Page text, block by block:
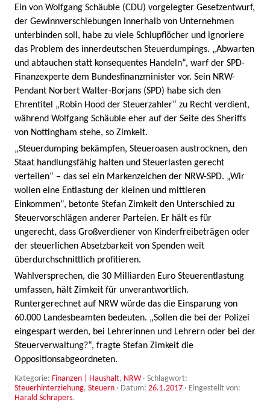
Ein von Wolfgang Schäuble (CDU) vorgelegter Gesetzentwurf,
der Gewinnverschiebungen innerhalb von Unternehmen
unterbinden soll, habe zu viele Schlupflöcher und ignoriere
das Problem des innerdeutschen Steuerdumpings. „Abwarten
und abtauchen statt konsequentes Handeln“, warf der SPD-
Finanzexperte dem Bundesfinanzminister vor. Sein NRW-
Pendant Norbert Walter-Borjans (SPD) habe sich den
Ehrentitel „Robin Hood der Steuerzahler“ zu Recht verdient,
während Wolfgang Schäuble eher auf der Seite des Sheriffs
von Nottingham stehe, so Zimkeit.
„Steuerdumping bekämpfen, Steueroasen austrocknen, den
Staat handlungsfähig halten und Steuerlasten gerecht
verteilen“ – das sei ein Markenzeichen der NRW-SPD. „Wir
wollen eine Entlastung der kleinen und mittleren
Einkommen“, betonte Stefan Zimkeit den Unterschied zu
Steuervorschlägen anderer Parteien. Er hält es für
ungerecht, dass Großverdiener von Kinderfreibeträgen oder
der steuerlichen Absetzbarkeit von Spenden weit
überdurchschnittlich profitieren.
Wahlversprechen, die 30 Milliarden Euro Steuerentlastung
umfassen, hält Zimkeit für unverantwortlich.
Runtergerechnet auf NRW würde das die Einsparung von
60.000 Landesbeamten bedeuten. „Sollen die bei der Polizei
eingespart werden, bei Lehrerinnen und Lehrern oder bei der
Steuerverwaltung?“, fragte Stefan Zimkeit die
Oppositionsabgeordneten.
Kategorie: Finanzen | Haushalt, NRW· Schlagwort:
Steuerhinterziehung, Steuern · Datum: 26.1.2017 · Eingestellt von:
Harald Schrapers.